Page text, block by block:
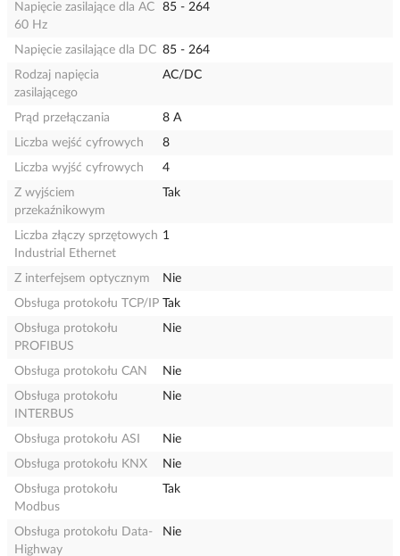
Napięcie zasilające dla AC
60 Hz
85 - 264
Napięcie zasilające dla DC 85 - 264
Rodzaj napięcia
zasilającego
AC/DC
Prąd przełączania
8 A
Liczba wejść cyfrowych
8
Liczba wyjść cyfrowych
4
Z wyjściem
przekaźnikowym
Tak
Liczba złączy sprzętowych
Industrial Ethernet
1
Z interfejsem optycznym
Nie
Obsługa protokołu TCP/IP Tak
Obsługa protokołu
PROFIBUS
Nie
Obsługa protokołu CAN
Nie
Obsługa protokołu
INTERBUS
Nie
Obsługa protokołu ASI
Nie
Obsługa protokołu KNX
Nie
Obsługa protokołu
Modbus
Tak
Obsługa protokołu Data-
Highway
Nie